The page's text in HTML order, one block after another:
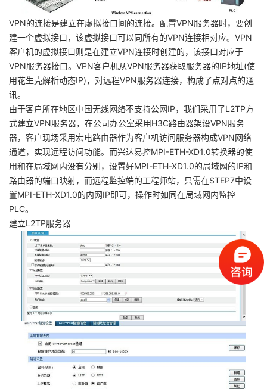
VPN的连接是建立在虚拟接口间的连接。配置VPN服务器时，要创
建一个虚拟接口，该虚拟接口可以同所有的VPN连接相对应。VPN
客户机的虚拟接口则是在建立VPN连接时创建的，该接口对应于
VPN服务器接口。VPN客户机从VPN服务器获取服务器的IP地址(使
用花生壳解析动态IP)，对远程VPN服务器连接，构成了点对点的通
讯。
由于客户所在地区中国无线网络不支持公网IP，我们采用了L2TP方
式建立VPN服务器，在公司办公室采用H3C路由器架设VPN服务
器，客户现场采用宏电路由器作为客户机访问服务器构成VPN网络
通道，实现远程访问功能。而兴达易控MPI-ETH-XD1.0转换器的使
用和在局域网内没有分别，设置好MPI-ETH-XD1.0的局域网的IP和
路由器的端口映射，而远程监控端的工程师站，只需在STEP7中设
置MPI-ETH-XD1.0的内网IP即可，操作时如同在局域网内监控
PLC。
建立L2TP服务器